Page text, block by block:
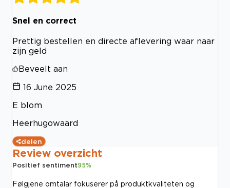
Snel en correct
Prettig bestellen en directe aflevering waar naar
zijn geld
Beveelt aan
16 June 2025
E blom
Heerhugowaard
delen
Review overzicht
Positief sentiment95%
Følgjene omtalar fokuserer på produktkvaliteten og